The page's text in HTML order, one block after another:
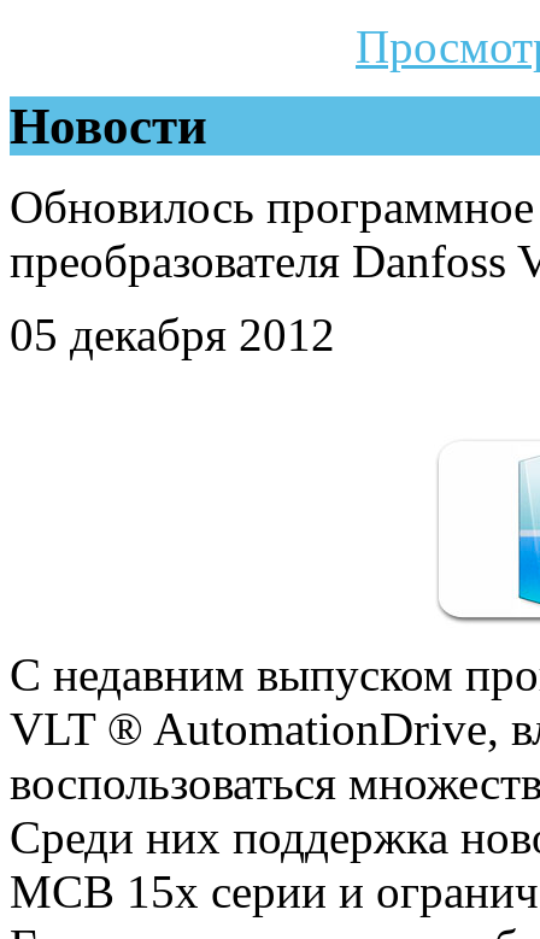
Новости
Обновилось программное
преобразователя
05 декабря 2012
С недавним выпуском
VLT ® AutomationDrive,
воспользоваться
Среди них поддержка
MCB 15x серии и